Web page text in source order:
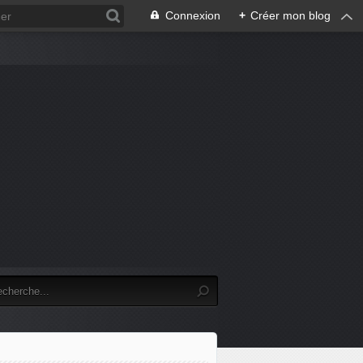
Connexion + Créer mon blog